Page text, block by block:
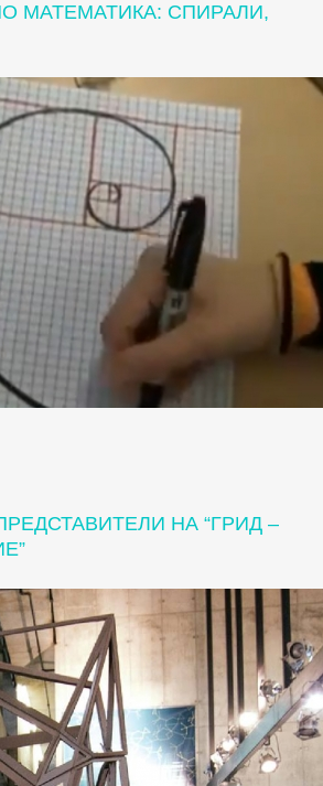
МАТЕМАТИКА: СПИРАЛИ,
НА “ГРИД –